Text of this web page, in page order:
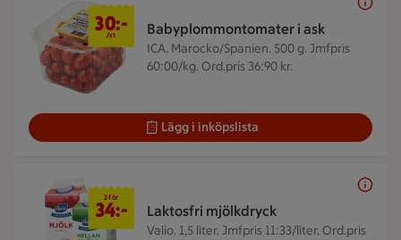
Babyplommontomater i ask
ICA. Marocko/Spanien. 500 g. Jmfpris
60:00/kg. Ord.pris 36:90 kr.
30 kr/st
30:-
/st
Lägg i inköpslista
Laktosfri mjölkdryck
Valio. 1,5 liter. Jmfpris 11:33/liter. Ord.pris
2 för 34 kr
2 för
34:-